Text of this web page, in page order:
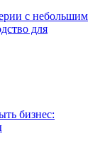
с небольшим
для
бизнес: